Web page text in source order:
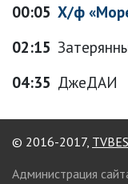
00:05 Х/ф
02:15
04:35 ДжеДАИ
© 2016-2017,
Администрация